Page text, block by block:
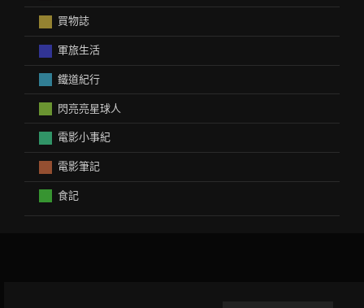
買物誌
軍旅生活
鐵道紀行
閃亮亮星球人
電影小事紀
電影筆記
食記